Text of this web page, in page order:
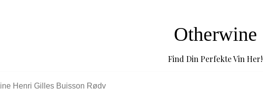
Otherwine
Find Din Perfekte Vin Her!